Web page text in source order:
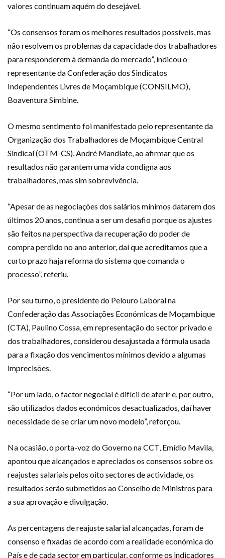
valores continuam aquém do desejável.
“Os consensos foram os melhores resultados possíveis, mas
não resolvem os problemas da capacidade dos trabalhadores
para responderem à demanda do mercado”, indicou o
representante da Confederação dos Sindicatos
Independentes Livres de Moçambique (CONSILMO),
Boaventura Simbine.
O mesmo sentimento foi manifestado pelo representante da
Organização dos Trabalhadores de Moçambique Central
Sindical (OTM-CS), André Mandlate, ao afirmar que os
resultados não garantem uma vida condigna aos
trabalhadores, mas sim sobrevivência.
“Apesar de as negociações dos salários mínimos datarem dos
últimos 20 anos, continua a ser um desafio porque os ajustes
são feitos na perspectiva da recuperação do poder de
compra perdido no ano anterior, daí que acreditamos que a
curto prazo haja reforma do sistema que comanda o
processo”, referiu.
Por seu turno, o presidente do Pelouro Laboral na
Confederação das Associações Económicas de Moçambique
(CTA), Paulino Cossa, em representação do sector privado e
dos trabalhadores, considerou desajustada a fórmula usada
para a fixação dos vencimentos mínimos devido a algumas
imprecisões.
“Por um lado, o factor negocial é difícil de aferir e, por outro,
são utilizados dados económicos desactualizados, daí haver
necessidade de se criar um novo modelo”, reforçou.
Na ocasião, o porta-voz do Governo na CCT, Emídio Mavila,
apontou que alcançados e apreciados os consensos sobre os
reajustes salariais pelos oito sectores de actividade, os
resultados serão submetidos ao Conselho de Ministros para
a sua aprovação e divulgação.
As percentagens de reajuste salarial alcançadas, foram de
consenso e fixadas de acordo com a realidade económica do
País e de cada sector em particular, conforme os indicadores